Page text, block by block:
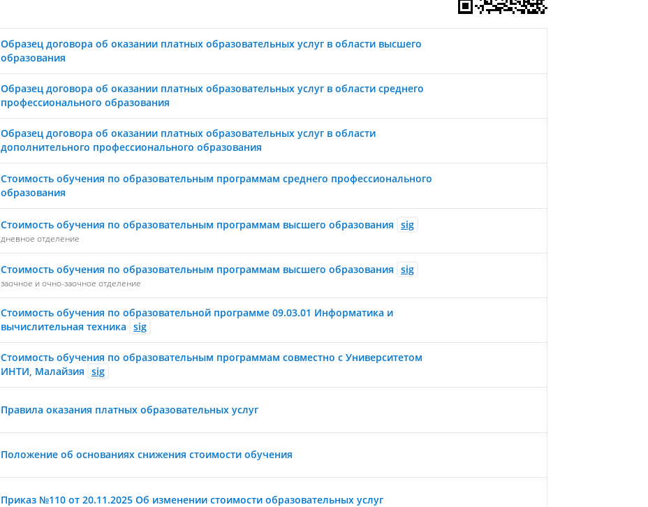
Образец договора об оказании платных образовательных услуг в области высшего
образования
Образец договора об оказании платных образовательных услуг в области среднего
профессионального образования
Образец договора об оказании платных образовательных услуг в области
дополнительного профессионального образования
Стоимость обучения по образовательным программам среднего профессионального
образования
Стоимость обучения по образовательным программам высшего образования sig
дневное отделение
Стоимость обучения по образовательным программам высшего образования sig
заочное и очно-заочное отделение
Стоимость обучения по образовательной программе 09.03.01 Информатика и
вычислительная техника sig
Стоимость обучения по образовательным программам совместно с Университетом
ИНТИ, Малайзия sig
Правила оказания платных образовательных услуг
Положение об основаниях снижения стоимости обучения
Приказ №110 от 20.11.2025 Об изменении стоимости образовательных услуг